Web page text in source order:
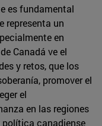
es fundamental
representa un
en
Canadá ve el
y retos, que los
promover el
el
en las regiones
política canadiense